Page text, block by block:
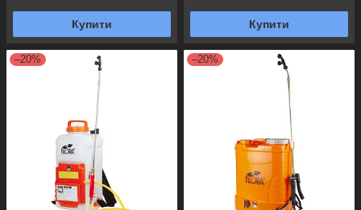
Купити Купити
–20% –20%